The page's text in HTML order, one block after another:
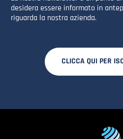
desidera essere informato in
riguarda la nostra azienda.
CLICCA QUI PER